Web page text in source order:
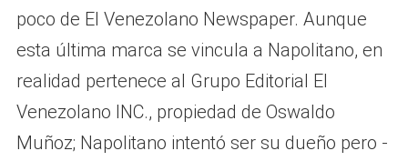
poco de El Venezolano Newspaper. Aunque
esta última marca se vincula a Napolitano, en
realidad pertenece al Grupo Editorial El
Venezolano INC., propiedad de Oswaldo
Muñoz; Napolitano intentó ser su dueño pero -